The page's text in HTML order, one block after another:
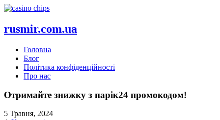
rusmir.com.ua
Головна
Блог
Політика конфіденційності
Про нас
Отримайте знижку з парік24 промокодом!
5 Травня, 2024